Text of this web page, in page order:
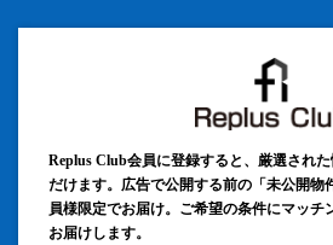
Replus Club会員に登録すると、厳選され
だけます。広告で公開する前の「未公開物
員様限定でお届け。ご希望の条件にマッチ
お届けします。